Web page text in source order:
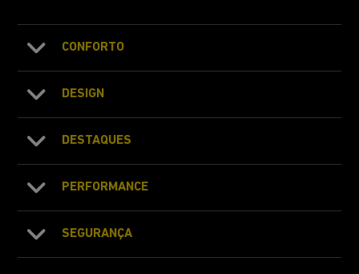
CONFORTO
DESIGN
DESTAQUES
PERFORMANCE
SEGURANÇA